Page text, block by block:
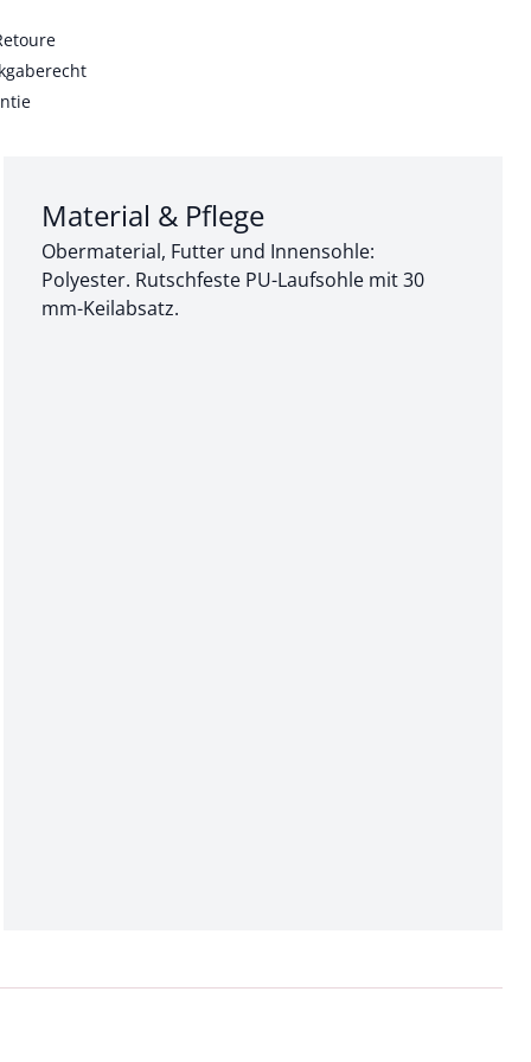
Abschnitt 3 von 3:
Material & Pflege
Obermaterial, Futter und Innensohle:
Polyester. Rutschfeste PU-Laufsohle mit 30
mm-Keilabsatz.